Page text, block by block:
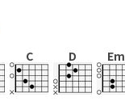
C D Em